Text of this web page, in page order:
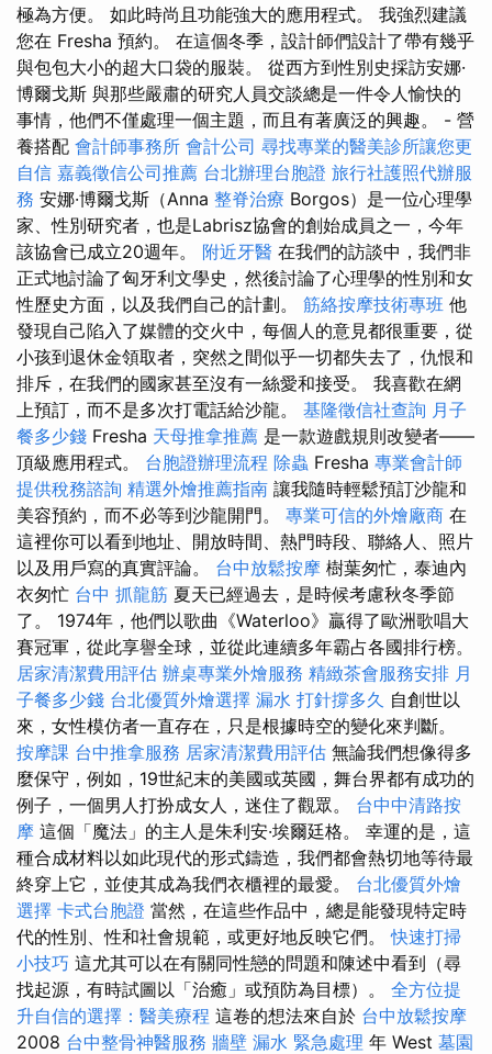
極為方便。 如此時尚且功能強大的應用程式。 我強烈建議
您在 Fresha 預約。 在這個冬季，設計師們設計了帶有幾乎
與包包大小的超大口袋的服裝。 從西方到性別史採訪安娜·
博爾戈斯 與那些嚴肅的研究人員交談總是一件令人愉快的
事情，他們不僅處理一個主題，而且有著廣泛的興趣。 - 營
養搭配 會計師事務所 會計公司 尋找專業的醫美診所讓您更
自信 嘉義徵信公司推薦 台北辦理台胞證 旅行社護照代辦服
務 安娜·博爾戈斯（Anna 整脊治療 Borgos）是一位心理學
家、性別研究者，也是Labrisz協會的創始成員之一，今年
該協會已成立20週年。 附近牙醫 在我們的訪談中，我們非
正式地討論了匈牙利文學史，然後討論了心理學的性別和女
性歷史方面，以及我們自己的計劃。 筋絡按摩技術專班 他
發現自己陷入了媒體的交火中，每個人的意見都很重要，從
小孩到退休金領取者，突然之間似乎一切都失去了，仇恨和
排斥，在我們的國家甚至沒有一絲愛和接受。 我喜歡在網
上預訂，而不是多次打電話給沙龍。 基隆徵信社查詢 月子
餐多少錢 Fresha 天母推拿推薦 是一款遊戲規則改變者——
頂級應用程式。 台胞證辦理流程 除蟲 Fresha 專業會計師
提供稅務諮詢 精選外燴推薦指南 讓我隨時輕鬆預訂沙龍和
美容預約，而不必等到沙龍開門。 專業可信的外燴廠商 在
這裡你可以看到地址、開放時間、熱門時段、聯絡人、照片
以及用戶寫的真實評論。 台中放鬆按摩 樹葉匆忙，泰迪內
衣匆忙 台中 抓龍筋 夏天已經過去，是時候考慮秋冬季節
了。 1974年，他們以歌曲《Waterloo》贏得了歐洲歌唱大
賽冠軍，從此享譽全球，並從此連續多年霸占各國排行榜。
居家清潔費用評估 辦桌專業外燴服務 精緻茶會服務安排 月
子餐多少錢 台北優質外燴選擇 漏水 打針撐多久 自創世以
來，女性模仿者一直存在，只是根據時空的變化來判斷。
按摩課 台中推拿服務 居家清潔費用評估 無論我們想像得多
麼保守，例如，19世紀末的美國或英國，舞台界都有成功的
例子，一個男人打扮成女人，迷住了觀眾。 台中中清路按
摩 這個「魔法」的主人是朱利安·埃爾廷格。 幸運的是，這
種合成材料以如此現代的形式鑄造，我們都會熱切地等待最
終穿上它，並使其成為我們衣櫃裡的最愛。 台北優質外燴
選擇 卡式台胞證 當然，在這些作品中，總是能發現特定時
代的性別、性和社會規範，或更好地反映它們。快速打掃
小技巧 這尤其可以在有關同性戀的問題和陳述中看到（尋
找起源，有時試圖以「治癒」或預防為目標）。 全方位提
升自信的選擇：醫美療程 這卷的想法來自於 台中放鬆按摩
2008 台中整骨神醫服務 牆壁 漏水 緊急處理 年 West 墓園